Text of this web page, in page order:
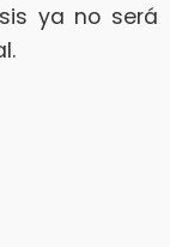
ya no será